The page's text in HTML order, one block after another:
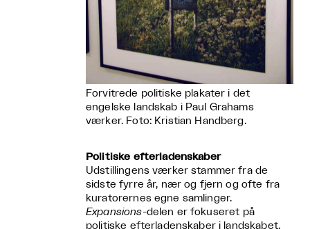
Forvitrede politiske plakater i det
engelske landskab i Paul Grahams
værker. Foto: Kristian Handberg.
Politiske efterladenskaber
Udstillingens værker stammer fra de
sidste fyrre år, nær og fjern og ofte fra
kuratorernes egne samlinger.
Expansions-delen er fokuseret på
politiske efterladenskaber i landskabet.